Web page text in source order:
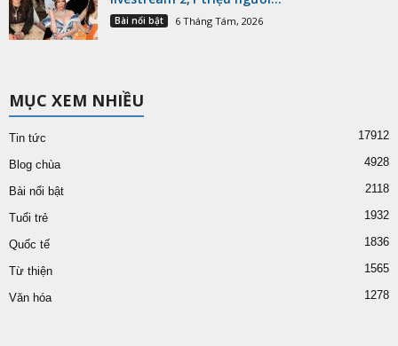
Bài nổi bật 6 Tháng Tám, 2026
MỤC XEM NHIỀU
Tin tức 17912
Blog chùa 4928
Bài nổi bật 2118
Tuổi trẻ 1932
Quốc tế 1836
Từ thiện 1565
Văn hóa 1278